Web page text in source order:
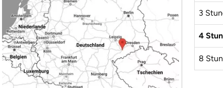
3
4
8